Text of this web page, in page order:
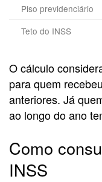
Piso previdenciário
Teto do INSS
O cálculo
para quem
anteriores. Já
ao longo do ano
Como
INSS